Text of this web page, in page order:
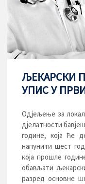
ЉЕКАРСКИ
УПИС У
Oдјељење за
дјелатности
године, која ће
напунити шест
која прошле
обављати
разред основне